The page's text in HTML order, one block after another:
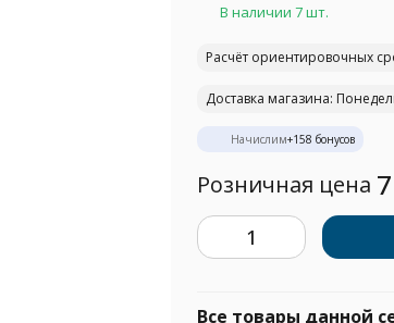
В наличии 7 шт.
Расчёт ориентировочных
Доставка магазина:
Начислим+158 бонусов
Розничная цена
Все товары данной